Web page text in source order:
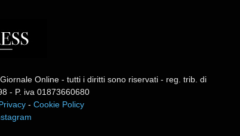
Online - tutti i diritti sono riservati - reg. trib. di
- P. iva 01873660680
- Cookie Policy